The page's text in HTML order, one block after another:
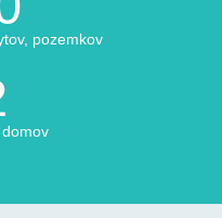
pozemkov